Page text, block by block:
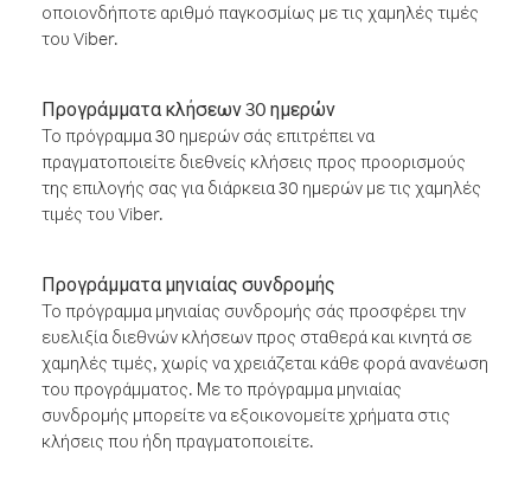
οποιονδήποτε αριθμό παγκοσμίως με τις χαμηλές τιμές
του Viber.
Προγράμματα κλήσεων 30 ημερών
Το πρόγραμμα 30 ημερών σάς επιτρέπει να
πραγματοποιείτε διεθνείς κλήσεις προς προορισμούς
της επιλογής σας για διάρκεια 30 ημερών με τις χαμηλές
τιμές του Viber.
Προγράμματα μηνιαίας συνδρομής
Το πρόγραμμα μηνιαίας συνδρομής σάς προσφέρει την
ευελιξία διεθνών κλήσεων προς σταθερά και κινητά σε
χαμηλές τιμές, χωρίς να χρειάζεται κάθε φορά ανανέωση
του προγράμματος. Με το πρόγραμμα μηνιαίας
συνδρομής μπορείτε να εξοικονομείτε χρήματα στις
κλήσεις που ήδη πραγματοποιείτε.